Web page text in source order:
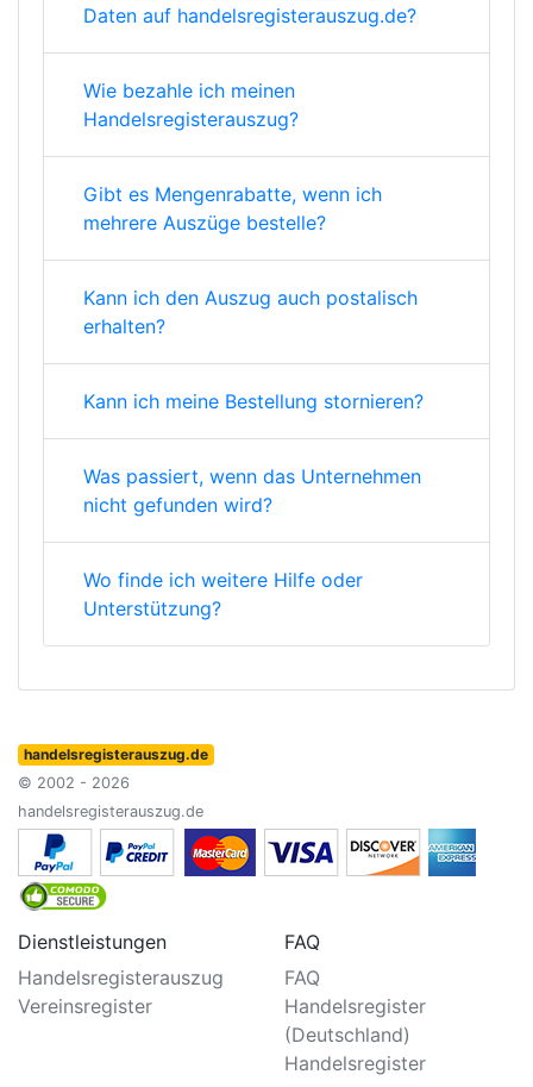
Daten auf handelsregisterauszug.de?
Wie bezahle ich meinen
Handelsregisterauszug?
Gibt es Mengenrabatte, wenn ich
mehrere Auszüge bestelle?
Kann ich den Auszug auch postalisch
erhalten?
Kann ich meine Bestellung stornieren?
Was passiert, wenn das Unternehmen
nicht gefunden wird?
Wo finde ich weitere Hilfe oder
Unterstützung?
handelsregisterauszug.de
© 2002 - 2026
handelsregisterauszug.de
Dienstleistungen
Handelsregisterauszug
Vereinsregister
FAQ
FAQ
Handelsregister
(Deutschland)
Handelsregister